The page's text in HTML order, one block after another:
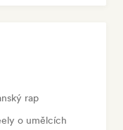
rap
o umělcích